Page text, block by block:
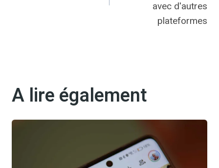
avec d'autres
plateformes
A lire également